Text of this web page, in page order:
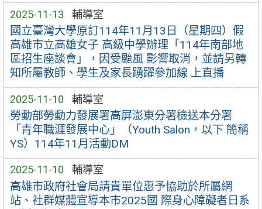
2025-11-13 輔導室
國立臺灣大學原訂114年11月13日（星期四）假
高雄市立高雄女子 高級中學辦理「114年南部地
區招生座談會」，因受颱風 影響取消，並請另轉
知所屬教師、學生及家長踴躍參加線 上直播
2025-11-10 輔導室
勞動部勞動力發展署高屏澎東分署檢送本分署
「青年職涯發展中心」（Youth Salon，以下 簡稱
YS）114年11月活動DM
2025-11-10 輔導室
高雄市政府社會局請貴單位惠予協助於所屬網
站、社群媒體宣導本市2025國 際身心障礙者日系